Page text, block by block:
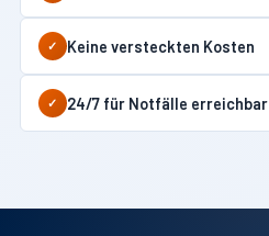
✓ Keine versteckten Kosten
✓ 24/7 für Notfälle erreichbar